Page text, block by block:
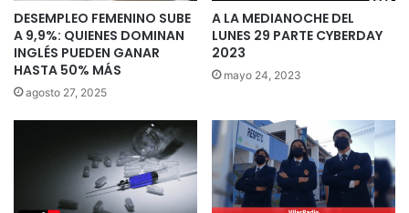
DESEMPLEO FEMENINO SUBE
A 9,9%: QUIENES DOMINAN
INGLÉS PUEDEN GANAR
HASTA 50% MÁS
agosto 27, 2025
A LA MEDIANOCHE DEL
LUNES 29 PARTE CYBERDAY
2023
mayo 24, 2023